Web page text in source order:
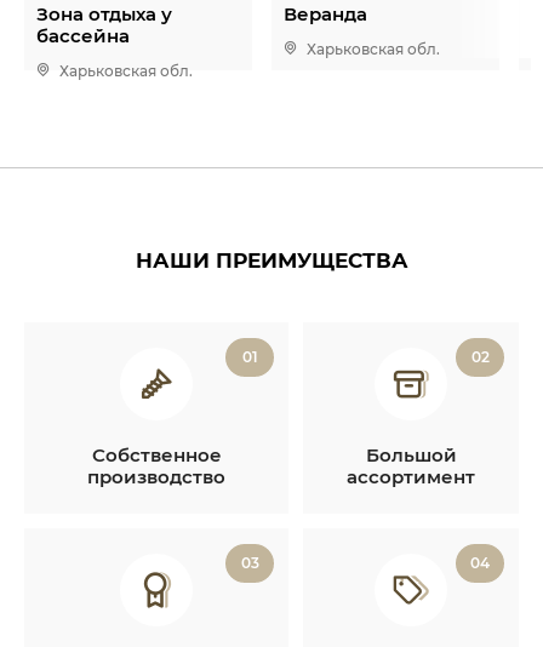
Зона отдыха у
бассейна
Харьковская обл.
Веранда
Харьковская обл.
НАШИ ПРЕИМУЩЕСТВА
01
Собственное
производство
02
Большой
ассортимент
03 04